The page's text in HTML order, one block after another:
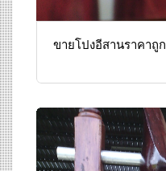
ขายโปงอีสานราคาถูก